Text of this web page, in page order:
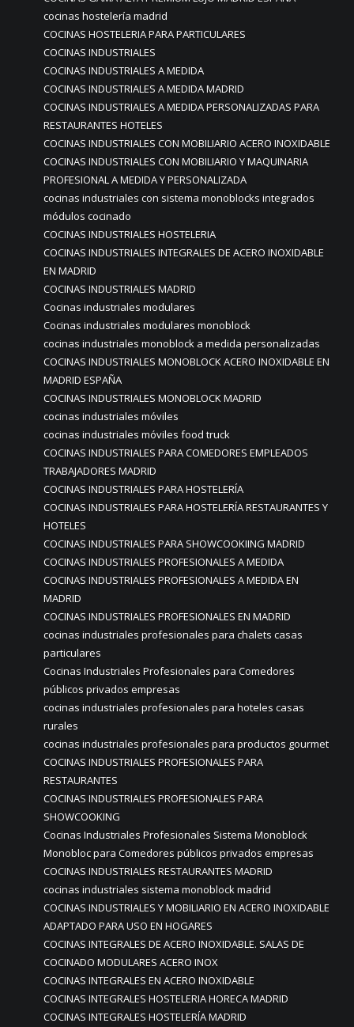
cocinas hostelería madrid
COCINAS HOSTELERIA PARA PARTICULARES
COCINAS INDUSTRIALES
COCINAS INDUSTRIALES A MEDIDA
COCINAS INDUSTRIALES A MEDIDA MADRID
COCINAS INDUSTRIALES A MEDIDA PERSONALIZADAS PARA
RESTAURANTES HOTELES
COCINAS INDUSTRIALES CON MOBILIARIO ACERO INOXIDABLE
COCINAS INDUSTRIALES CON MOBILIARIO Y MAQUINARIA
PROFESIONAL A MEDIDA Y PERSONALIZADA
cocinas industriales con sistema monoblocks integrados
módulos cocinado
COCINAS INDUSTRIALES HOSTELERIA
COCINAS INDUSTRIALES INTEGRALES DE ACERO INOXIDABLE
EN MADRID
COCINAS INDUSTRIALES MADRID
Cocinas industriales modulares
Cocinas industriales modulares monoblock
cocinas industriales monoblock a medida personalizadas
COCINAS INDUSTRIALES MONOBLOCK ACERO INOXIDABLE EN
MADRID ESPAÑA
COCINAS INDUSTRIALES MONOBLOCK MADRID
cocinas industriales móviles
cocinas industriales móviles food truck
COCINAS INDUSTRIALES PARA COMEDORES EMPLEADOS
TRABAJADORES MADRID
COCINAS INDUSTRIALES PARA HOSTELERÍA
COCINAS INDUSTRIALES PARA HOSTELERÍA RESTAURANTES Y
HOTELES
COCINAS INDUSTRIALES PARA SHOWCOOKIING MADRID
COCINAS INDUSTRIALES PROFESIONALES A MEDIDA
COCINAS INDUSTRIALES PROFESIONALES A MEDIDA EN
MADRID
COCINAS INDUSTRIALES PROFESIONALES EN MADRID
cocinas industriales profesionales para chalets casas
particulares
Cocinas Industriales Profesionales para Comedores
públicos privados empresas
cocinas industriales profesionales para hoteles casas
rurales
cocinas industriales profesionales para productos gourmet
COCINAS INDUSTRIALES PROFESIONALES PARA
RESTAURANTES
COCINAS INDUSTRIALES PROFESIONALES PARA
SHOWCOOKING
Cocinas Industriales Profesionales Sistema Monoblock
Monobloc para Comedores públicos privados empresas
COCINAS INDUSTRIALES RESTAURANTES MADRID
cocinas industriales sistema monoblock madrid
COCINAS INDUSTRIALES Y MOBILIARIO EN ACERO INOXIDABLE
ADAPTADO PARA USO EN HOGARES
COCINAS INTEGRALES DE ACERO INOXIDABLE. SALAS DE
COCINADO MODULARES ACERO INOX
COCINAS INTEGRALES EN ACERO INOXIDABLE
COCINAS INTEGRALES HOSTELERIA HORECA MADRID
COCINAS INTEGRALES HOSTELERÍA MADRID